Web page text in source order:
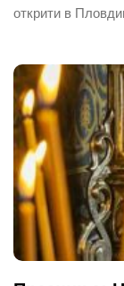
открити в